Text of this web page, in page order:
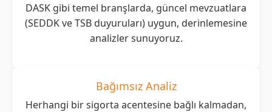
DASK gibi temel branşlarda, güncel mevzuatlara
(SEDDK ve TSB duyuruları) uygun, derinlemesine
analizler sunuyoruz.
Bağımsız Analiz
Herhangi bir sigorta acentesine bağlı kalmadan,